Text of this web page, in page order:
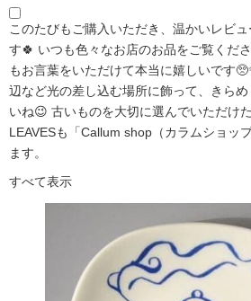
このたびもご購入いただき、温かいレビ
す🍀 いつも色々なお店のお品をご覧くだ
もお言葉をいただけて本当に嬉しいです
辺など光の差し込む場所に飾って、きら
いね😉 古いものを大切に選んでいただけ
LEAVESも「Callum shop（カラムショッ
ます。
すべて表示